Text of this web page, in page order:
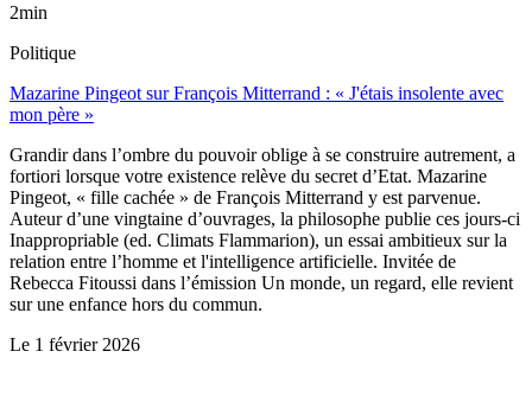
2min
Politique
Mazarine Pingeot sur François Mitterrand : « J'étais insolente avec
mon père »
Grandir dans l’ombre du pouvoir oblige à se construire autrement, a
fortiori lorsque votre existence relève du secret d’Etat. Mazarine
Pingeot, « fille cachée » de François Mitterrand y est parvenue.
Auteur d’une vingtaine d’ouvrages, la philosophe publie ces jours-ci
Inappropriable (ed. Climats Flammarion), un essai ambitieux sur la
relation entre l’homme et l'intelligence artificielle. Invitée de
Rebecca Fitoussi dans l’émission Un monde, un regard, elle revient
sur une enfance hors du commun.
Le 1 février 2026